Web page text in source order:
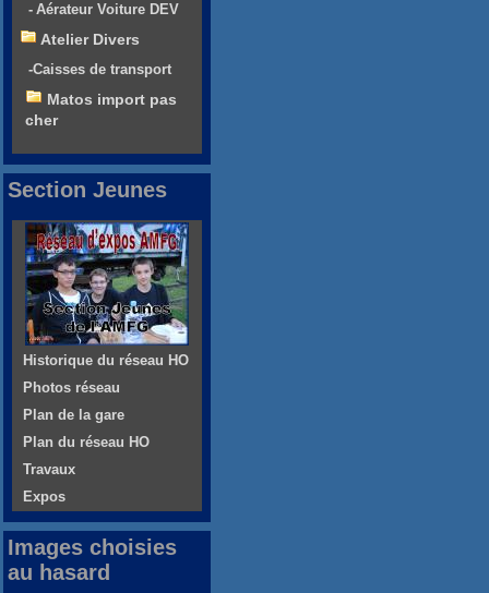
- Aérateur Voiture DEV
Atelier Divers
-Caisses de transport
Matos import pas
cher
Section Jeunes
Historique du réseau HO
Photos réseau
Plan de la gare
Plan du réseau HO
Travaux
Expos
Images choisies
au hasard